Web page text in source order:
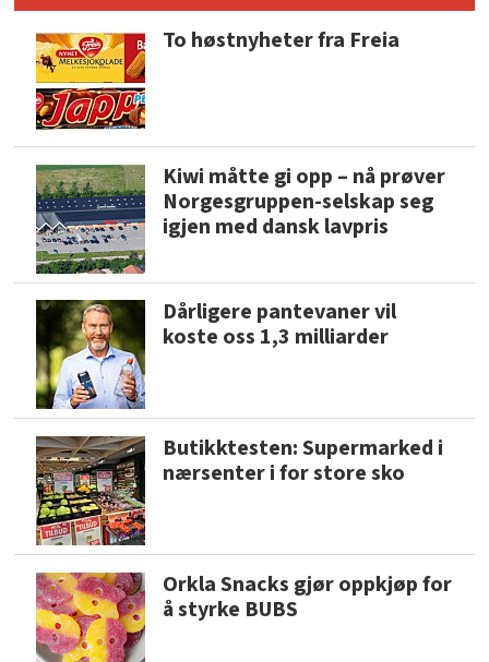
To høstnyheter fra Freia
Kiwi måtte gi opp – nå prøver
Norgesgruppen-selskap seg
igjen med dansk lavpris
Dårligere pantevaner vil
koste oss 1,3 milliarder
Butikktesten: Supermarked i
nærsenter i for store sko
Orkla Snacks gjør oppkjøp for
å styrke BUBS